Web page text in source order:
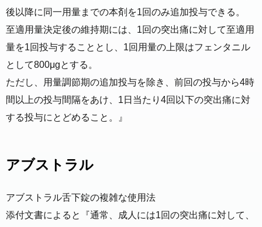
後以降に同一用量までの本剤を1回のみ追加投与できる。
至適用量決定後の維持期には、1回の突出痛に対して至適用
量を1回投与することとし、1回用量の上限はフェンタニル
として800μgとする。
ただし、用量調節期の追加投与を除き、前回の投与から4時
間以上の投与間隔をあけ、1日当たり4回以下の突出痛に対
する投与にとどめること。』
アブストラル
アブストラル舌下錠の複雑な使用法
添付文書によると『通常、成人には1回の突出痛に対して、